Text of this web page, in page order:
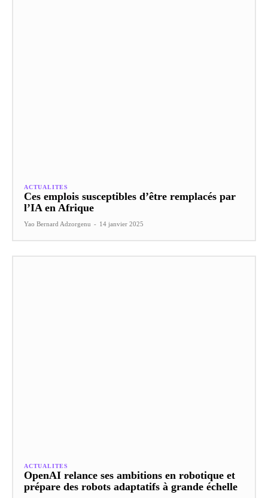
ACTUALITES
Ces emplois susceptibles d’être remplacés par
l’IA en Afrique
Yao Bernard Adzorgenu - 14 janvier 2025
ACTUALITES
OpenAI relance ses ambitions en robotique et
prépare des robots adaptatifs à grande échelle